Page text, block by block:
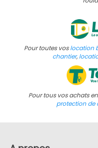
Pour toutes voslocation
chantier,
Pour tous vos achats
protection de